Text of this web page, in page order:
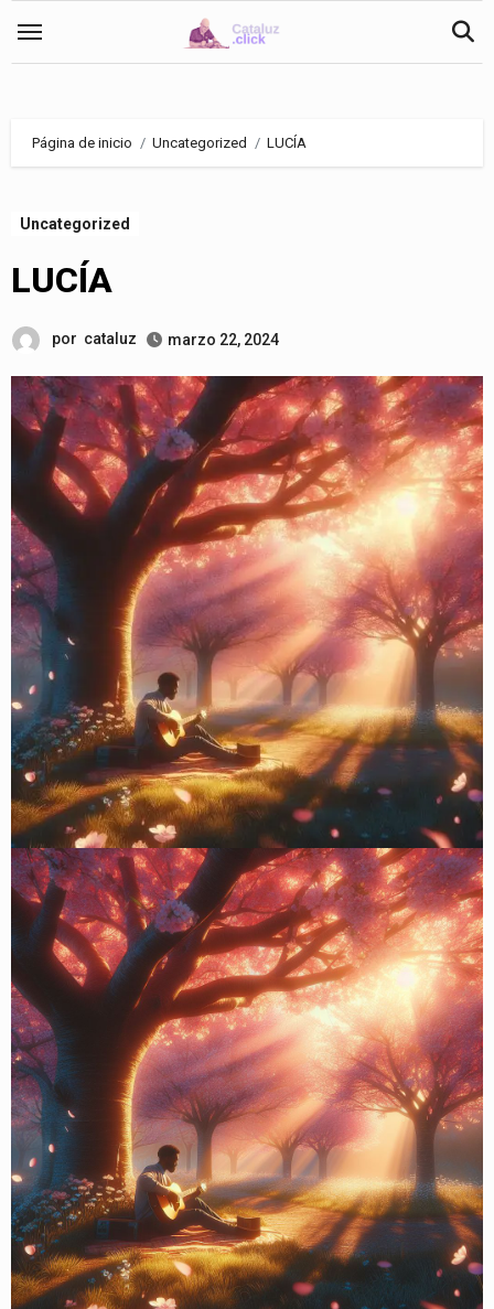
Página de inicio Uncategorized LUCÍA
Uncategorized
LUCÍA
por cataluz marzo 22, 2024